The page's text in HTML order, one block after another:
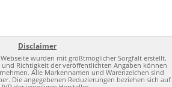
Disclaimer
wurden mit größtmöglicher Sorgfalt erstellt.
Richtigkeit der veröffentlichten Angaben können
Alle Markennamen und Warenzeichen sind
Die angegebenen Reduzierungen beziehen sich auf